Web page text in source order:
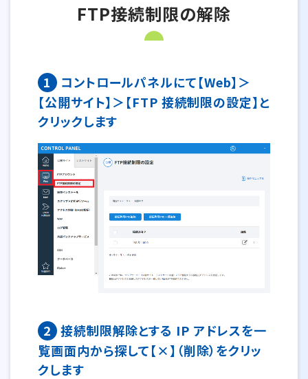
FTP接続制限の解除
1
コントロールパネルにて【Web】＞
【公開サイト】＞【FTP 接続制限の設定】と
クリックします
2 接続制限解除とする IP アドレスを一
覧画面内から探して【×】（削除）をクリッ
クします